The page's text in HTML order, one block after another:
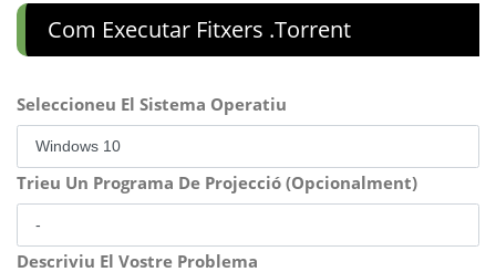
Com Executar Fitxers .torrent
Seleccioneu El Sistema Operatiu
Trieu Un Programa De Projecció (Opcionalment)
Descriviu El Vostre Problema